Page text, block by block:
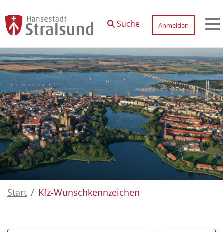
Suche
Anmelden
Start Kfz-Wunschkennzeichen